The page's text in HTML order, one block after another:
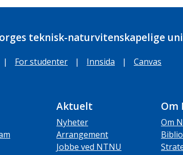
teknisk-naturvitenskapelige
| For studenter | Innsida | Canvas
Aktuelt
Nyheter
Arrangement
Jobbe ved NTNU
Om
Om